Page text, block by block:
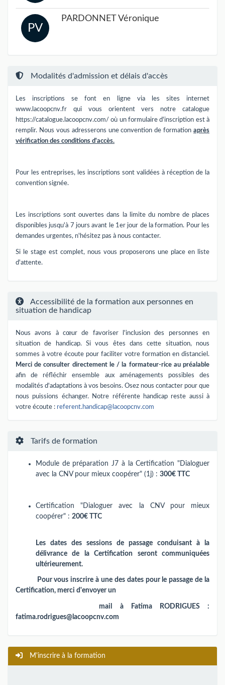
PV
PARDONNET Véronique
Modalités d'admission et délais d'accès
Les inscriptions se font en ligne via les sites internet
www.lacoopcnv.fr qui vous orientent vers notre catalogue
https://catalogue.lacoopcnv.com/ où un formulaire d'inscription est à
remplir. Nous vous adresserons une convention de formation après
vérification des conditions d'accès.
Pour les entreprises, les inscriptions sont validées à réception de la
convention signée.
Les inscriptions sont ouvertes dans la limite du nombre de places
disponibles jusqu'à 7 jours avant le 1er jour de la formation. Pour les
demandes urgentes, n'hésitez pas à nous contacter.
Si le stage est complet, nous vous proposerons une place en liste
d'attente.
Accessibilité de la formation aux personnes en
situation de handicap
Nous avons à cœur de favoriser l'inclusion des personnes en
situation de handicap. Si vous êtes dans cette situation, nous
sommes à votre écoute pour faciliter votre formation en distanciel.
Merci de consulter directement le / la formateur-rice au préalable
afin de réfléchir ensemble aux aménagements possibles des
modalités d'adaptations à vos besoins. Osez nous contacter pour que
nous puissions échanger. Notre référente handicap reste aussi à
votre écoute : referent.handicap@lacoopcnv.com
Tarifs de formation
Module de préparation J7 à la Certification "Dialoguer
avec la CNV pour mieux coopérer" (1j) : 300€ TTC
Certification "Dialoguer avec la CNV pour mieux
coopérer" : 200€ TTC
Les dates des sessions de passage conduisant à la
délivrance de la Certification seront communiquées
ultérieurement.
Pour vous inscrire à une des dates pour le passage de la
Certification, merci d'envoyer un
mail à Fatima RODRIGUES :
fatima.rodrigues@lacoopcnv.com
M'inscrire à la formation